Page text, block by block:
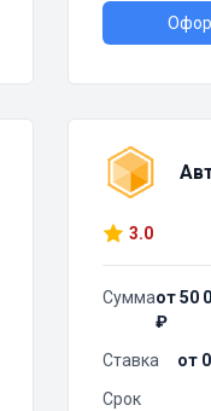
3.0
Суммаот 50
₽
Ставка
от
Срок